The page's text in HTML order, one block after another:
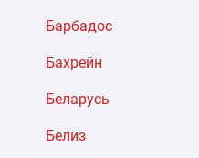
Барбадос
Бахрейн
Беларусь
Белиз